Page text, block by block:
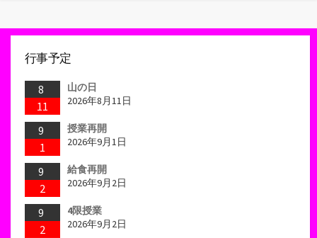
行事予定
8
11
山の日
2026年8月11日
9
1
授業再開
2026年9月1日
9
2
給食再開
2026年9月2日
9
2
4限授業
2026年9月2日